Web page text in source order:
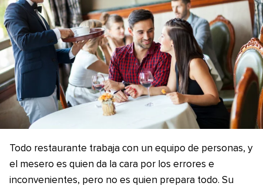
Todo restaurante trabaja con un equipo de personas, y
el mesero es quien da la cara por los errores e
inconvenientes, pero no es quien prepara todo. Su